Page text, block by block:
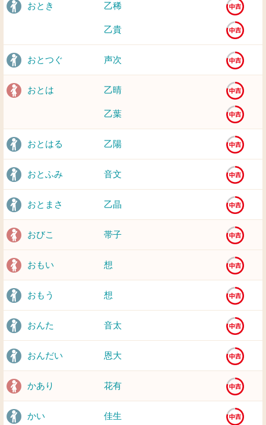
おとき 乙稀
乙貴
おとつぐ 声次
おとは 乙晴
乙葉
おとはる 乙陽
おとふみ 音文
おとまさ 乙晶
おびこ 帯子
おもい 想
おもう 想
おんた 音太
おんだい 恩大
かあり 花有
かい 佳生